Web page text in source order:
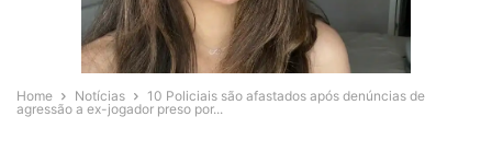
Home Notícias
10 Policiais são afastados após denúncias de
agressão a ex-jogador preso por...